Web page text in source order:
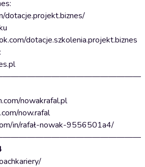
dotacje.projekt.biznes/⁠
dotacje.szkolenia.projekt.biznes⁠⁠⁠
nowakrafal.pl⁠
now.rafal⁠⁠⁠
in/rafał-nowak-9556501a4/⁠⁠⁠